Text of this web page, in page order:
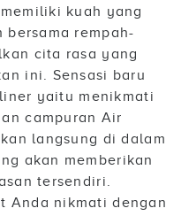
kuah yang
rempah-
cita rasa yang
ini. Sensasi baru
yaitu menikmati
campuran Air
langsung di dalam
akan memberikan
tersendiri.
Anda nikmati dengan